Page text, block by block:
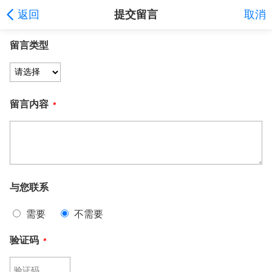
返回 提交留言 取消
留言类型
留言内容 *
与您联系
需要 不需要
验证码 *